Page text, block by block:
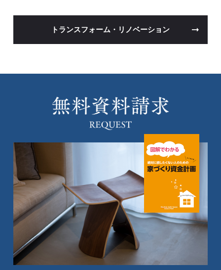
トランスフォーム・リノベーション